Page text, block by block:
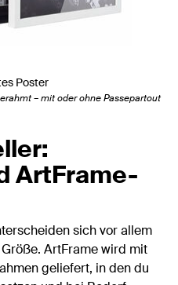
Poster
– mit oder ohne Passepartout
ArtFrame-
sich vor allem
ArtFrame wird mit
geliefert, in den du